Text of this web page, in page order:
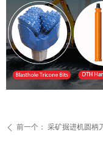
ꄴ 前一个： 采矿掘进机圆柄